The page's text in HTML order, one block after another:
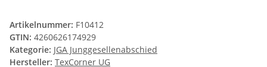
Artikelnummer: F10412
GTIN: 4260626174929
Kategorie: JGA Junggesellenabschied
Hersteller: TexCorner UG